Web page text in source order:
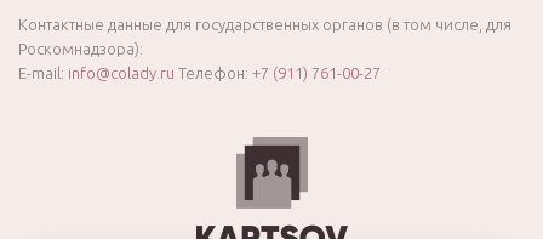
Контактные данные для государственных органов (в том числе, для
Роскомнадзора):
E-mail: info@colady.ru Телефон: +7 (911) 761-00-27